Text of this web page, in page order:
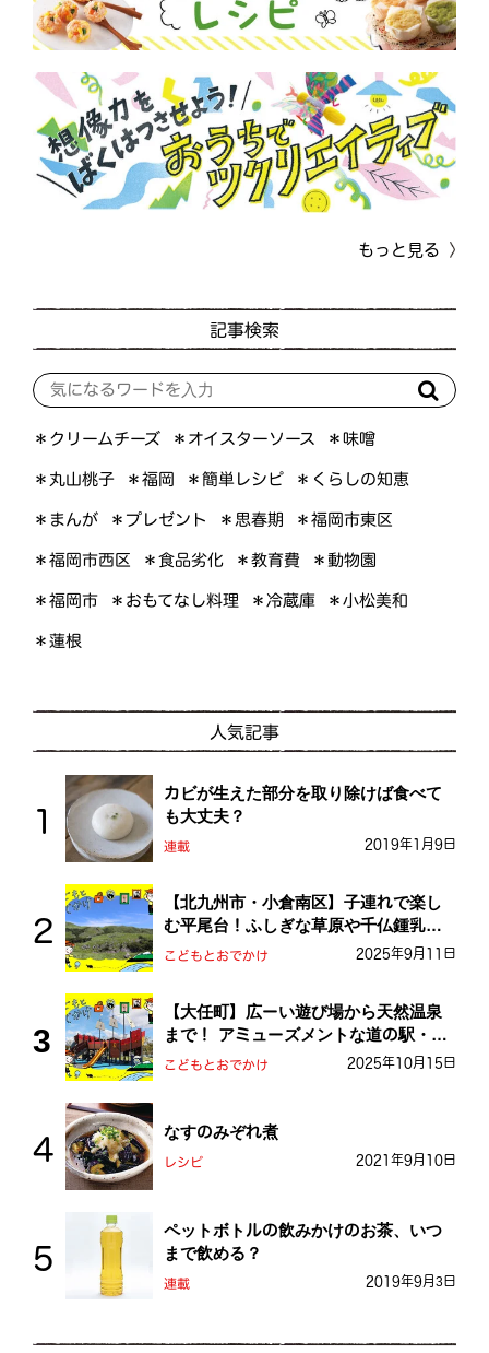
もっと見る
記事検索
＊クリームチーズ ＊オイスターソース ＊味噌
＊丸山桃子 ＊福岡 ＊簡単レシピ ＊くらしの知恵
＊まんが ＊プレゼント ＊思春期 ＊福岡市東区
＊福岡市西区 ＊食品劣化 ＊教育費 ＊動物園
＊福岡市 ＊おもてなし料理 ＊冷蔵庫 ＊小松美和
＊蓮根
人気記事
カビが生えた部分を取り除けば食べて
も大丈夫？
連載 2019年1月9日
【北九州市・小倉南区】子連れで楽し
む平尾台！ふしぎな草原や千仏鍾乳洞
を探検しよう！
こどもとおでかけ 2025年9月11日
【大任町】広ーい遊び場から天然温泉
まで！ アミューズメントな道の駅・お
おとう桜街道
こどもとおでかけ 2025年10月15日
なすのみぞれ煮
レシピ 2021年9月10日
ペットボトルの飲みかけのお茶、いつ
まで飲める？
連載 2019年9月3日